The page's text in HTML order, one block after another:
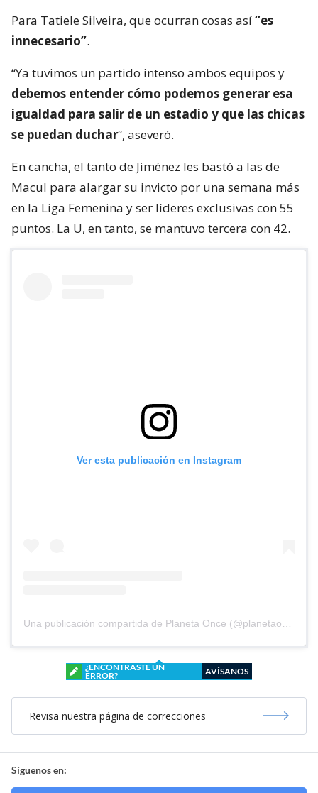
Para Tatiele Silveira, que ocurran cosas así“es
innecesario”.
“Ya tuvimos un partido intenso ambos equipos y
debemos entender cómo podemos generar esa
igualdad para salir de un estadio y que las chicas
se puedan duchar“, aseveró.
En cancha, el tanto de Jiménez les bastó a las de
Macul para alargar su invicto por una semana más
en la Liga Femenina y ser líderes exclusivas con 55
puntos. La U, en tanto, se mantuvo tercera con 42.
Ver esta publicación en Instagram
¿ENCONTRASTE UN
ERROR?
AVÍSANOS
Revisa nuestra página de correcciones
Síguenos en: